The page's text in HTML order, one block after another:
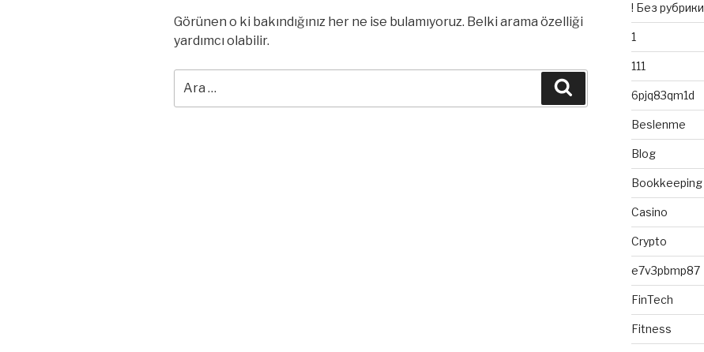
Görünen o ki bakındığınız her ne ise bulamıyoruz. Belki arama özelliği
yardımcı olabilir.
! Без рубрики
1
111
6pjq83qm1d
Beslenme
Blog
Bookkeeping
Casino
Crypto
e7v3pbmp87
FinTech
Fitness